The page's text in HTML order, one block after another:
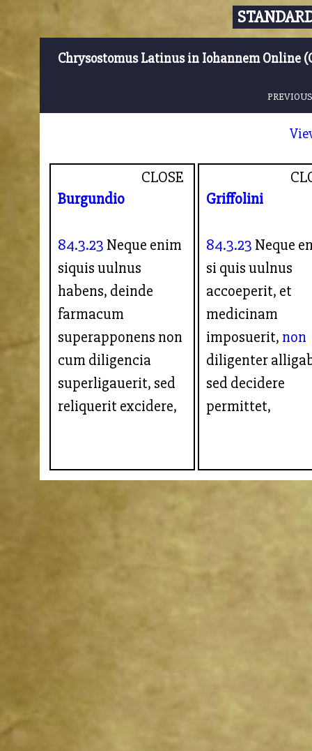
Chrysostomus Latinus in Iohannem Online
CLOSE
Burgundio
84.3.23 Neque enim
siquis uulnus
habens, deinde
farmacum
superapponens non
cum diligencia
superligauerit, sed
reliquerit excidere,
Griffolini
84.3.23 Neque
si quis uulnus
accoeperit, et
medicinam
imposuerit, non
diligenter
sed decidere
permittet,